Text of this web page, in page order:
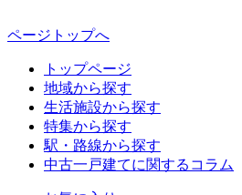
ページトップへ
トップページ
地域から探す
生活施設から探す
特集から探す
駅・路線から探す
中古一戸建てに関するコラム